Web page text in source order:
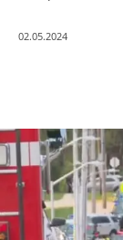
02.05.2024